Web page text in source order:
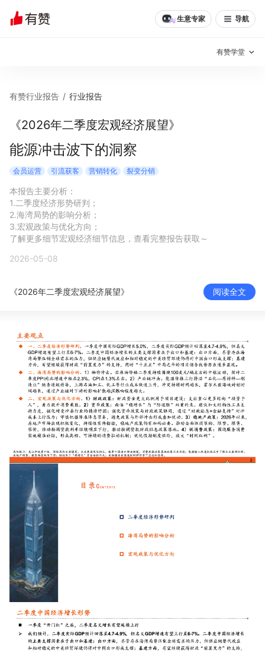
生意专家 导航
有赞学堂
有赞说增长
增长方法
有赞说案例拆解 有赞专家说
有赞成功案例 新零售最佳实践
面对面聊增长
有赞春季发布会
增长产品指南
智库 产品场景库
产品更新动态 帮助中心
行业洞察
新零售资讯
培训课程
私域课程
增长俱乐部
增长俱乐部
商家社区
合作共进
有赞行业报告 / 行业报告
《2026年二季度宏观经济展望》
能源冲击波下的洞察
会员运营 引流获客 营销转化 裂变分销
本报告主要分析：
1.二季度经济形势研判；
2.海湾局势的影响分析；
3.宏观政策与优化方向；
了解更多细节宏观经济细节信息，查看完整报告获取～
2026-05-08
《2026年二季度宏观经济展望》 阅读全文